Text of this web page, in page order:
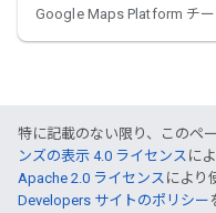
Google Maps Platform チ
特に記載のない限り、このペ
ンズの表示 4.0 ライセンス に
Apache 2.0 ライセンス により
Developers サイトのポリシー